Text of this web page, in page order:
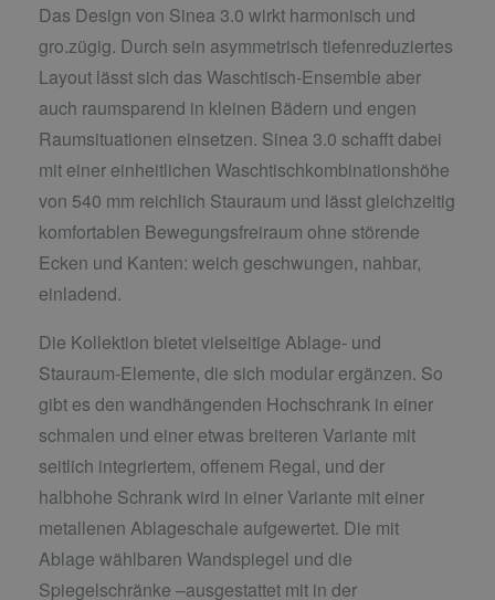
Das Design von Sinea 3.0 wirkt harmonisch und
gro.zügig. Durch sein asymmetrisch tiefenreduziertes
Layout lässt sich das Waschtisch-Ensemble aber
auch raumsparend in kleinen Bädern und engen
Raumsituationen einsetzen. Sinea 3.0 schafft dabei
mit einer einheitlichen Waschtischkombinationshöhe
von 540 mm reichlich Stauraum und lässt gleichzeitig
komfortablen Bewegungsfreiraum ohne störende
Ecken und Kanten: weich geschwungen, nahbar,
einladend.
Die Kollektion bietet vielseitige Ablage- und
Stauraum-Elemente, die sich modular ergänzen. So
gibt es den wandhängenden Hochschrank in einer
schmalen und einer etwas breiteren Variante mit
seitlich integriertem, offenem Regal, und der
halbhohe Schrank wird in einer Variante mit einer
metallenen Ablageschale aufgewertet. Die mit
Ablage wählbaren Wandspiegel und die
Spiegelschränke –ausgestattet mit in der